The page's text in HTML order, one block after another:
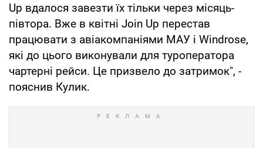
Up вдалося завезти їх тільки через місяць-
півтора. Вже в квітні Join Up перестав
працювати з авіакомпаніями МАУ і Windrose,
які до цього виконували для туроператора
чартерні рейси. Це призвело до затримок", -
пояснив Кулик.